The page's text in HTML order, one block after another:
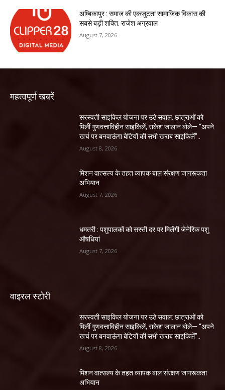
अम्बिकापुर : समाज की एकजुटता सामाजिक विकास की
सबसे बड़ी शक्ति: राजेश अग्रवाल
August 7, 2026
महत्वपूर्ण खबरें
सरस्वती साइकिल योजना पर उठे सवाल: छात्राओं को
मिलीं गुणवत्ताविहीन साइकिलें, राकेश जालान बोले— “अपने
खर्च पर बनवाऊंगा बेटियों की सभी खराब साइकिलें”..
August 8, 2026
मिशन वात्सल्य के तहत व्यापक बाल संरक्षण जागरूकता
अभियान
August 7, 2026
धमतरी : पशुपालकों को सस्ती दर पर मिलेंगी जेनेरिक पशु
औषधियां
August 7, 2026
वाइरल स्टोरी
सरस्वती साइकिल योजना पर उठे सवाल: छात्राओं को
मिलीं गुणवत्ताविहीन साइकिलें, राकेश जालान बोले— “अपने
खर्च पर बनवाऊंगा बेटियों की सभी खराब साइकिलें”..
August 8, 2026
मिशन वात्सल्य के तहत व्यापक बाल संरक्षण जागरूकता
अभियान